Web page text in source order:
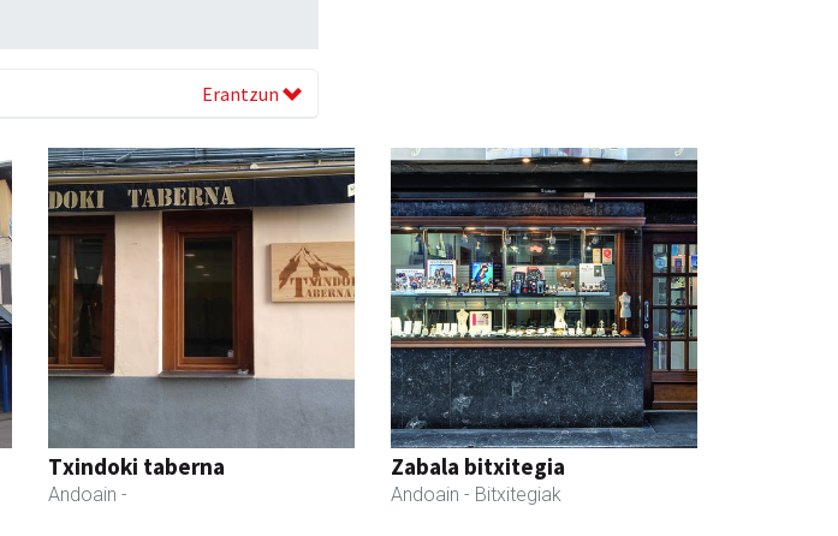
Erantzun
Txindoki taberna
Andoain -
Zabala bitxitegia
Andoain - Bitxitegiak